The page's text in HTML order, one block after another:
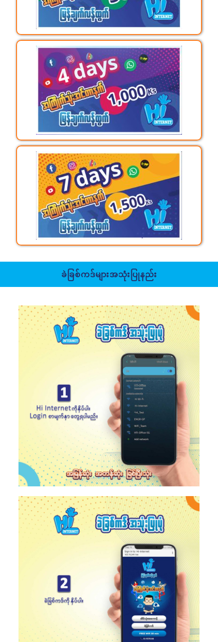
ခဲခြစ်ကဒ်များအသုံးပြုနည်း